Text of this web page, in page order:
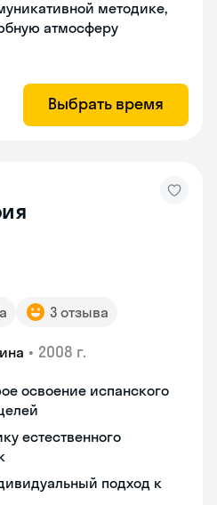
методике,
атмосферу
Выбрать время
3 отзыва
• 2008 г.
освоение испанского
естественного
подход к